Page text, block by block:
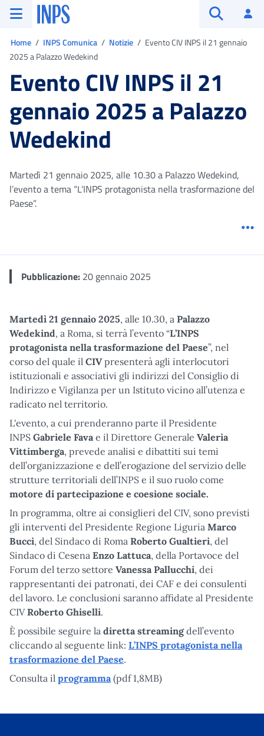
Vai al menu principale
Vai al contenuto principale
Vai al pie' di pagina
INPS ()
Home INPS Comunica Notizie
Evento CIV INPS il 21 gennaio
2025 a Palazzo Wedekind
Evento CIV INPS il 21
gennaio 2025 a Palazzo
Wedekind
Martedì 21 gennaio 2025, alle 10.30 a Palazzo Wedekind,
l’evento a tema “L’INPS protagonista nella trasformazione del
Paese”.
Pubblicazione: 20 gennaio 2025
Martedì 21 gennaio 2025, alle 10.30, a Palazzo
Wedekind, a Roma, si terrà l’evento “L’INPS
protagonista nella trasformazione del Paese”, nel
corso del quale il CIVpresenterà agli interlocutori
istituzionali e associativi gli indirizzi del Consiglio di
Indirizzo e Vigilanza per un Istituto vicino all’utenza e
radicato nel territorio.
L'evento, a cui prenderanno parte il Presidente
INPS Gabriele Fava e il Direttore Generale Valeria
Vittimberga, prevede analisi e dibattiti sui temi
dell’organizzazione e dell’erogazione del servizio delle
strutture territoriali dell’INPS e il suo ruolo come
motore di partecipazione e coesione sociale.
In programma, oltre ai consiglieri del CIV, sono previsti
gli interventi del Presidente Regione Liguria Marco
Bucci, del Sindaco di Roma Roberto Gualtieri, del
Sindaco di Cesena Enzo Lattuca, della Portavoce del
Forum del terzo settore Vanessa Pallucchi, dei
rappresentanti dei patronati, dei CAF e dei consulenti
del lavoro. Le conclusioni saranno affidate al Presidente
CIVRoberto Ghiselli.
È possibile seguire la diretta streamingdell’evento
cliccando al seguente link: L’INPS protagonista nella
trasformazione del Paese.
Consulta il programma (pdf 1,8MB)